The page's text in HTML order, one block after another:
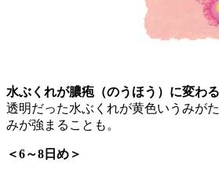
水ぶくれが膿疱（のうほう）に変わる
透明だった水ぶくれが黄色いうみが
みが強まることも。
＜6～8日め＞